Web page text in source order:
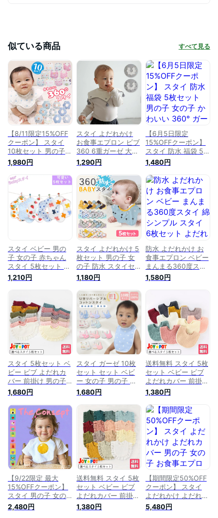
似ている商品 すべて見る
【8/11限定15%OFF
クーポン】 スタイ
10枚セット 男の子
女の子 かわいい
360° ガーゼ よだれ
かけ お食事エプロン
ベビー ビブ 前かけ
綿100 コットン 男の
子 女の子 赤ちゃん
新生児 出産祝い プ
レゼント ギフト 入
1,980円
スタイ よだれかけ
お食事エプロン ビブ
360 6重ガーゼ 大き
め 男の子 女の子 新
生児 ベビー 赤ちゃ
ん 出産祝い プレゼ
ント ギフト
1,290円
【6月5日限定
15%OFFクーポン】
スタイ 防水 福袋 5枚
セット 男の子 女の
子 かわいい 360° ガ
ーゼ よだれかけ お
食事エプロン ベビー
ビブ 前かけ コット
ン 男の子 女の子 赤
ちゃん 新生児 出産
祝い プレゼント ギ
フト 入園準備 保育
園 かわいい 子供服
1,480円
スタイ ベビー 男の
子 女の子 赤ちゃん
スタイ 5枚セット お
しゃれ 綿 よだれか
け 防水 お食事エプ
かけ 祝い 綿100 コ
ットン 男児 女児 ボ
ーイズ ガールズ 新
生児 出産祝い プレ
ゼント ギフト 丸タ
イプ 360°回れる 洗
い替え
1,210円
スタイ よだれかけ 5
枚セット 男の子 女
の子 防水 スタイセ
ット 360度 ベビー
赤ちゃん 前かけ ベ
ビースタイ おしゃれ
お食事エプロン ビブ
綿100% 出産祝い プ
レゼント 新生児 キ
ッズ 子供 保育園 入
園準備
1,180円
防水 よだれかけ お
食事エプロン ベビー
まんまる360度スタ
イ 綿 シンプル スタ
イ 6枚セット よだれ
プボタン 女の子 男
の子 かわいい 赤ち
ゃん ビブ 新生児 出
産祝い プレゼント
ギフト おしゃれ
1,580円
スタイ 5枚セット ベ
ビー ビブ よだれカ
バー 前掛け 男の子
女の子 ベビー 赤ち
ゃん よだれかけ エ
プロン ヨダレ お食
事 子供用 ガーゼ 新
生児 出産祝い 内祝
い ギフト 保育園 入
園準備 1歳 離乳食 涎
かけセット カジュア
ル
1,680円
スタイ ガーゼ 10枚
セット セット ベビ
ー 女の子 男の子 よ
だれかけ お食事エプ
ロン ガーゼスタイ
おしゃれ ビブ エプ
ロン 前かけ 綿100
速乾 リバーシブル
スナップボタン 大き
め 可愛い 赤ちゃん
新生児 出産祝い プ
レゼント
1,680円
送料無料 スタイ 5枚
セット ベビー ビブ
よだれカバー 前掛け
男の子 女の子 ベビ
ー 赤ちゃん よだれ
かけ エプロン ヨダ
レ お食事 子供用 ガ
ーゼ 新生児 出産祝
い 内祝い ギフト 保
育園 入園準備 1歳 離
乳食 涎かけセット
カジュアル
1,380円
【9/22限定 最大
15%OFFクーポン】
スタイ 男の子 女の
子 おしゃれ よだれ
かけ よだれカバー
2,480円
送料無料 スタイ 5枚
セット ベビー ビブ
よだれカバー 前掛け
男の子 女の子 ベビ
ー 赤ちゃん よだれ
1,380円
【期間限定50%OFF
クーポン】 スタイ
よだれかけ よだれカ
バー 男の子 女の子
お食事エプロン ベビ
5,480円